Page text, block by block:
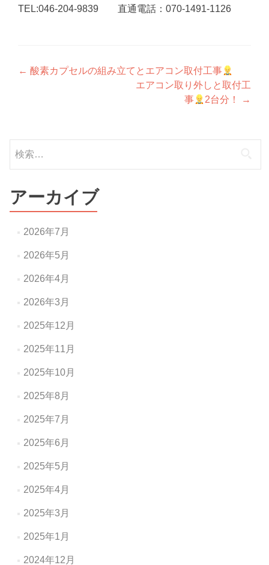
TEL:046-204-9839 直通電話：070-1491-1126
投
ビ
ゲ
シ
ン
← 酸素カプセルの組み立てとエアコン取付工事
エアコン取り外しと取付工
事
2台分！ →
索:
アーカイブ
2026年7月
2026年5月
2026年4月
2026年3月
2025年12月
2025年11月
2025年10月
2025年8月
2025年7月
2025年6月
2025年5月
2025年4月
2025年3月
2025年1月
2024年12月